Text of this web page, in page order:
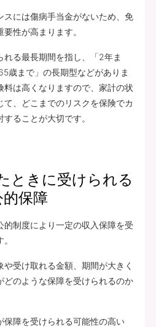
スには傷病手当金がないため、免
性が高まります。
る最長期間を指し、「2年ま
歳まで」の長期型などがありま
は高くなりますので、家計の状
、どこまでのリスクを保険でカ
ることが大切です。
ときに受けられる
的保障
制度により一定の収入保障を受
受け取れる金額、期間が大きく
どのような保障を受けられるのか
保障を受けられる可能性の高い